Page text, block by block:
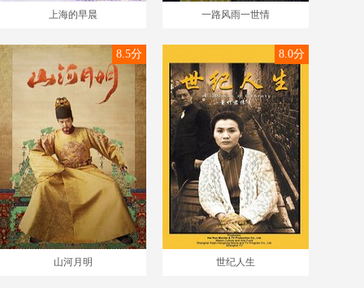
上海的早晨 一路风雨一世情
山河月明
8.5分
世纪人生
8.0分